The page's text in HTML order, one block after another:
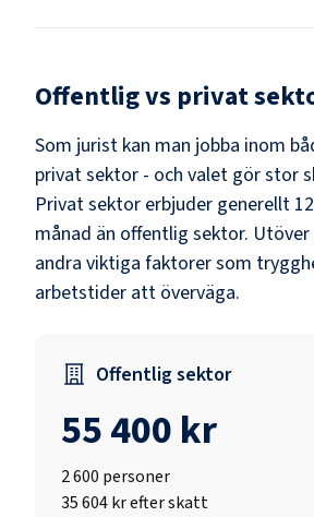
Offentlig vs privat
Som jurist kan man jobba inom
privat sektor - och valet gör stor
Privat sektor erbjuder generellt
månad än offentlig sektor.
andra viktiga faktorer som
arbetstider att överväga.
Offentlig sektor
55 400 kr
2 600 personer
35 604 kr efter skatt